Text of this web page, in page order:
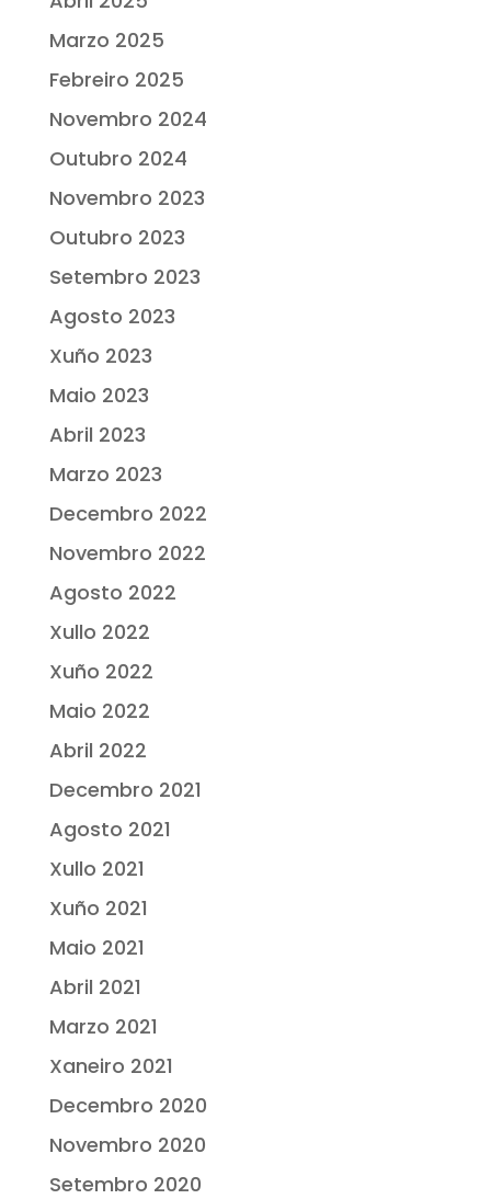
Marzo 2025
Febreiro 2025
Novembro 2024
Outubro 2024
Novembro 2023
Outubro 2023
Setembro 2023
Agosto 2023
Xuño 2023
Maio 2023
Abril 2023
Marzo 2023
Decembro 2022
Novembro 2022
Agosto 2022
Xullo 2022
Xuño 2022
Maio 2022
Abril 2022
Decembro 2021
Agosto 2021
Xullo 2021
Xuño 2021
Maio 2021
Abril 2021
Marzo 2021
Xaneiro 2021
Decembro 2020
Novembro 2020
Setembro 2020